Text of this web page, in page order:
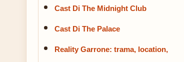
Cast Di The Midnight Club
Cast Di The Palace
Reality Garrone: trama, location,